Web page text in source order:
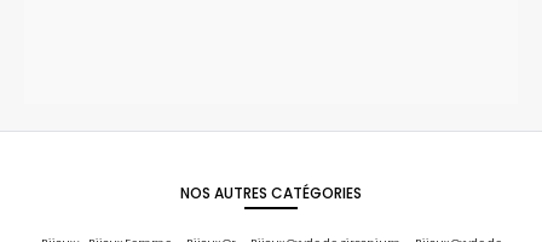
NOS AUTRES CATÉGORIES